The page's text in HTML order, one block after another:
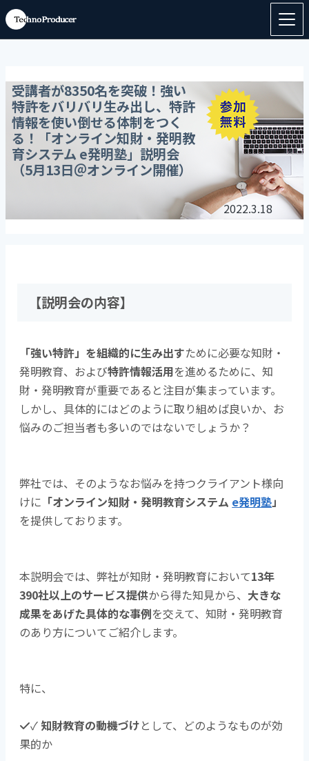
受講者が8350名を突破！強い
特許をバリバリ生み出し、特許
情報を使い倒せる体制をつく
る！「オンライン知財・発明教
育システム e発明塾」説明会
（5月13日＠オンライン開催）
2022.3.18
【説明会の内容】
「強い特許」を組織的に生み出すために必要な知財・
発明教育、および特許情報活用を進めるために、知
財・発明教育が重要であると注目が集まっています。
しかし、具体的にはどのように取り組めば良いか、お
悩みのご担当者も多いのではないでしょうか？
弊社では、そのようなお悩みを持つクライアント様向
けに 「オンライン知財・発明教育システム e発明塾」
を提供しております。
本説明会では、弊社が知財・発明教育において13年
390社以上のサービス提供から得た知見から、 大きな
成果をあげた具体的な事例を交えて、知財・発明教育
のあり方についてご紹介します。
特に、
✓ 知財教育の動機づけとして、どのようなものが効
果的か